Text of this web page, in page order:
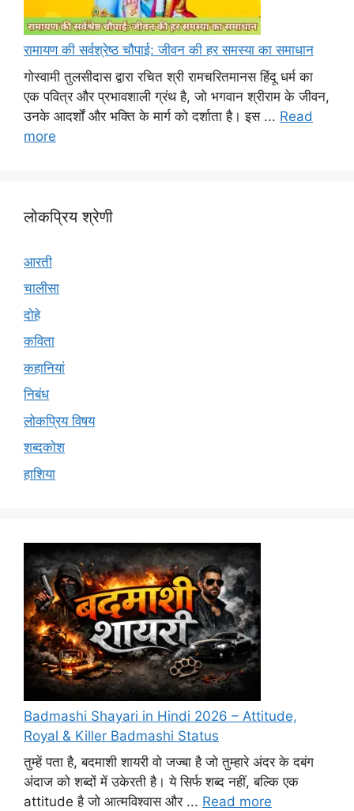
रामायण की सर्वश्रेष्ठ चौपाई: जीवन की हर समस्या का समाधान
गोस्वामी तुलसीदास द्वारा रचित श्री रामचरितमानस हिंदू धर्म का
एक पवित्र और प्रभावशाली ग्रंथ है, जो भगवान श्रीराम के जीवन,
उनके आदर्शों और भक्ति के मार्ग को दर्शाता है। इस ... Read
more
लोकप्रिय श्रेणी
आरती
चालीसा
दोहे
कविता
कहानियां
निबंध
लोकप्रिय विषय
शब्दकोश
हाशिया
Badmashi Shayari in Hindi 2026 – Attitude,
Royal & Killer Badmashi Status
तुम्हें पता है, बदमाशी शायरी वो जज्बा है जो तुम्हारे अंदर के दबंग
अंदाज को शब्दों में उकेरती है। ये सिर्फ शब्द नहीं, बल्कि एक
attitude है जो आत्मविश्वास और ... Read more